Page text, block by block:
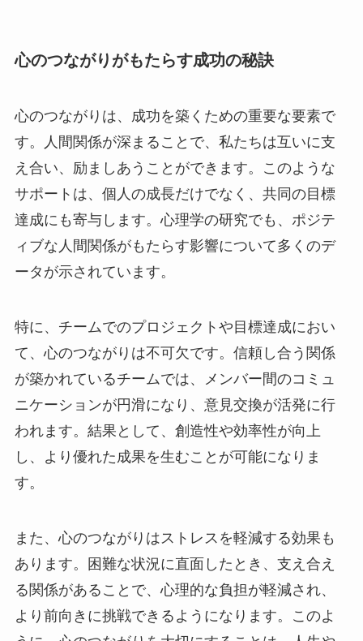
心のつながりがもたらす成功の秘訣
心のつながりは、成功を築くための重要な要素で
す。人間関係が深まることで、私たちは互いに支
え合い、励ましあうことができます。このような
サポートは、個人の成長だけでなく、共同の目標
達成にも寄与します。心理学の研究でも、ポジテ
ィブな人間関係がもたらす影響について多くのデ
ータが示されています。
特に、チームでのプロジェクトや目標達成におい
て、心のつながりは不可欠です。信頼し合う関係
が築かれているチームでは、メンバー間のコミュ
ニケーションが円滑になり、意見交換が活発に行
われます。結果として、創造性や効率性が向上
し、より優れた成果を生むことが可能になりま
す。
また、心のつながりはストレスを軽減する効果も
あります。困難な状況に直面したとき、支え合え
る関係があることで、心理的な負担が軽減され、
より前向きに挑戦できるようになります。このよ